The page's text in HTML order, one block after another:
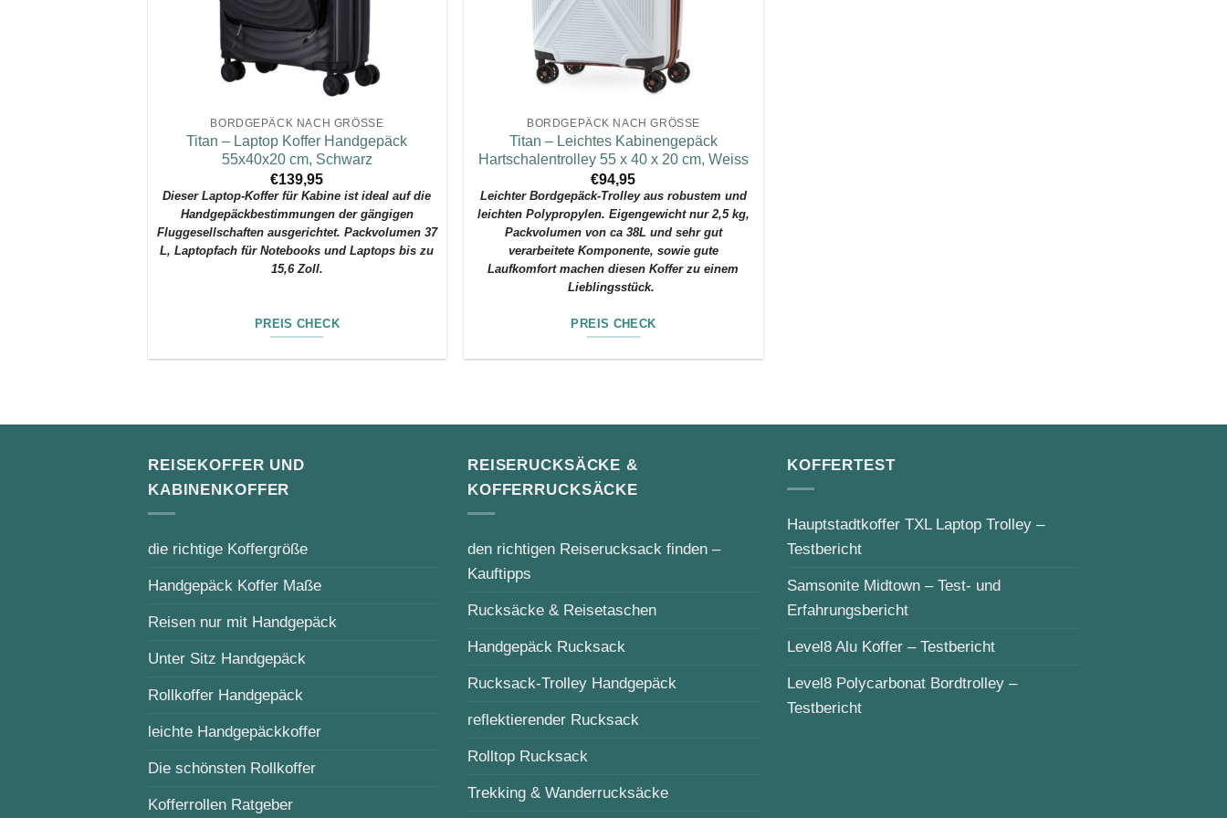
BORDGEPÄCK NACH GRÖSSE
Titan – Laptop Koffer Handgepäck
55x40x20 cm, Schwarz
€139,95
Dieser Laptop-Koffer für Kabine ist ideal auf die
Handgepäckbestimmungen der gängigen
Fluggesellschaften ausgerichtet. Packvolumen 37
L, Laptopfach für Notebooks und Laptops bis zu
15,6 Zoll.
PREIS CHECK
BORDGEPÄCK NACH GRÖSSE
Titan – Leichtes Kabinengepäck
Hartschalentrolley 55 x 40 x 20 cm, Weiss
€94,95
Leichter Bordgepäck-Trolley aus robustem und
leichten Polypropylen. Eigengewicht nur 2,5 kg,
Packvolumen von ca 38L und sehr gut
verarbeitete Komponente, sowie gute
Laufkomfort machen diesen Koffer zu einem
Lieblingsstück.
PREIS CHECK
REISEKOFFER UND
KABINENKOFFER
die richtige Koffergröße
Handgepäck Koffer Maße
Reisen nur mit Handgepäck
Unter Sitz Handgepäck
Rollkoffer Handgepäck
leichte Handgepäckkoffer
Die schönsten Rollkoffer
Kofferrollen Ratgeber
REISERUCKSÄCKE &
KOFFERRUCKSÄCKE
den richtigen Reiserucksack finden –
Kauftipps
Rucksäcke & Reisetaschen
Handgepäck Rucksack
Rucksack-Trolley Handgepäck
reflektierender Rucksack
Rolltop Rucksack
Trekking & Wanderrucksäcke
KOFFERTEST
Hauptstadtkoffer TXL Laptop Trolley –
Testbericht
Samsonite Midtown – Test- und
Erfahrungsbericht
Level8 Alu Koffer – Testbericht
Level8 Polycarbonat Bordtrolley –
Testbericht